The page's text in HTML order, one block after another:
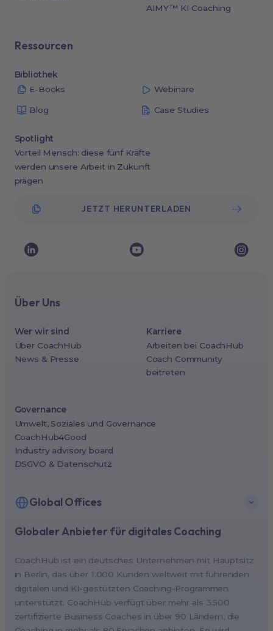
AIMY™ KI Coaching
Ressourcen
Bibliothek
E-Books
Webinare
Blog Case Studies
Spotlight
Vorteil Mensch: diese fünf Kräfte
werden unsere Arbeit in Zukunft
prägen
JETZT HERUNTERLADEN
Globaler Anbieter für digitales Coaching
CoachHub ist ein deutsches Unternehmen mit Hauptsitz
in Berlin, das über 1.000 Kunden weltweit mit führenden
digitalen und KI-gestützten Coaching-Programmen
unterstützt. CoachHub verfügt über mehr als 3.500
zertifizierte Business Coaches in über 90 Ländern, die
Über Uns
Wer wir sind
Über CoachHub
News & Presse
Karriere
Arbeiten bei CoachHub
Coach Community
beitreten
Governance
Umwelt, Soziales und Governance
CoachHub4Good
Industry advisory board
DSGVO & Datenschutz
Global Offices
New York, USA (North America HQ)
London, UK
Paris, France
Melbourne, Australia